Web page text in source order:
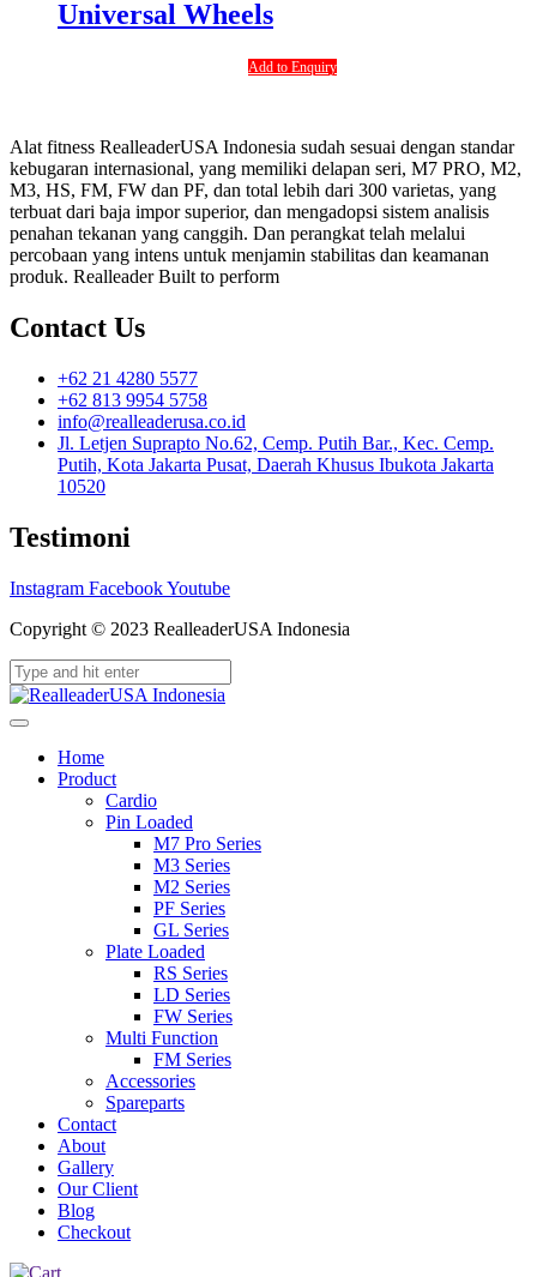
Universal Wheels
Add to Enquiry
Alat fitness RealleaderUSA Indonesia sudah sesuai dengan standar
kebugaran internasional, yang memiliki delapan seri, M7 PRO, M2,
M3, HS, FM, FW dan PF, dan total lebih dari 300 varietas, yang
terbuat dari baja impor superior, dan mengadopsi sistem analisis
penahan tekanan yang canggih. Dan perangkat telah melalui
percobaan yang intens untuk menjamin stabilitas dan keamanan
produk. Realleader Built to perform
Contact Us
+62 21 4280 5577
+62 813 9954 5758
info@realleaderusa.co.id
Jl. Letjen Suprapto No.62, Cemp. Putih Bar., Kec. Cemp.
Putih, Kota Jakarta Pusat, Daerah Khusus Ibukota Jakarta
10520
Testimoni
Instagram FacebookYoutube
Copyright © 2023 RealleaderUSA Indonesia
Home
Product
Cardio
Pin Loaded
M7 Pro Series
M3 Series
M2 Series
PF Series
GL Series
Plate Loaded
RS Series
LD Series
FW Series
Multi Function
FM Series
Accessories
Spareparts
Contact
About
Gallery
Our Client
Blog
Checkout